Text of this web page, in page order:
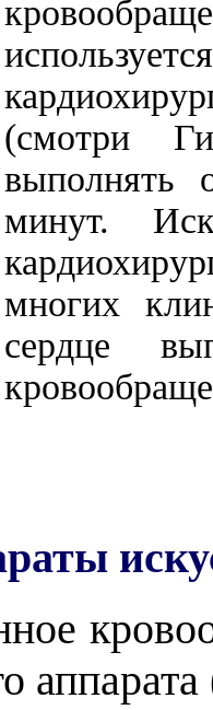
(смотри
выполнять
минут.
многих
сердце